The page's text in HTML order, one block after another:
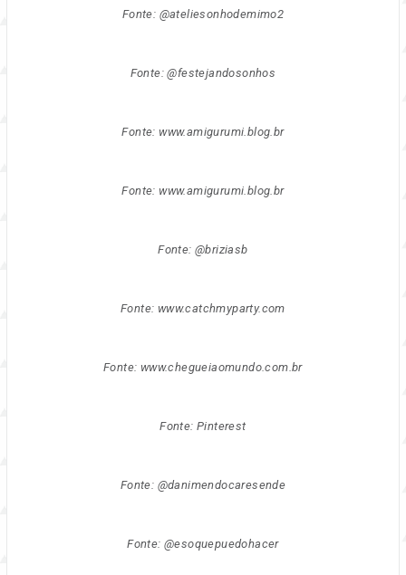
Fonte: @ateliesonhodemimo2
Fonte: @festejandosonhos
Fonte: www.amigurumi.blog.br
Fonte: www.amigurumi.blog.br
Fonte: @briziasb
Fonte: www.catchmyparty.com
Fonte: www.chegueiaomundo.com.br
Fonte: Pinterest
Fonte: @danimendocaresende
Fonte: @esoquepuedohacer